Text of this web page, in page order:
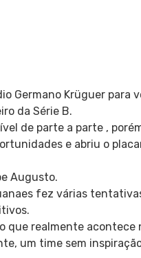
Germano Krüguer para
da Série B.
de parte a parte ,
e abriu o
Augusto.
fez várias
realmente acontece
um time sem